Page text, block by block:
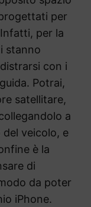
per
per la
stanno
con i
Potrai,
satellitare,
a
veicolo, e
è la
di
da poter
iPhone.